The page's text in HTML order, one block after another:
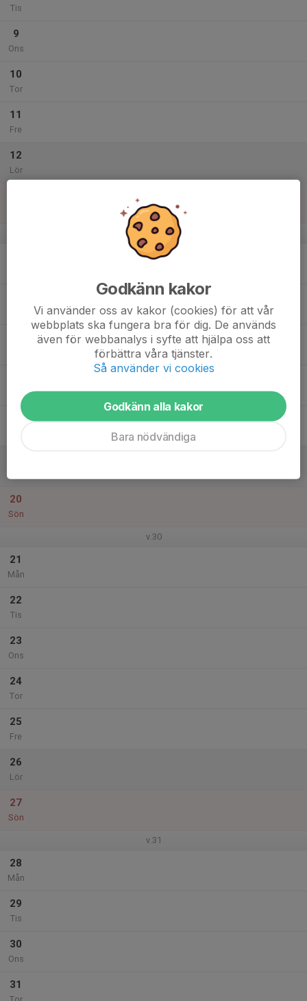
Tis
9
Ons
10
Tor
11
Fre
12
Lör
v.29
20
Sön
v.30
21
Mån
22
Tis
23
Ons
24
Tor
25
Fre
26
Lör
27
Sön
v.31
28
Mån
29
Tis
30
Ons
31
Godkänn kakor
Vi använder oss av kakor (cookies) för att vår
webbplats ska fungera bra för dig. De används
även för webbanalys i syfte att hjälpa oss att
förbättra våra tjänster.
Så använder vi cookies
Godkänn alla kakor
Bara nödvändiga